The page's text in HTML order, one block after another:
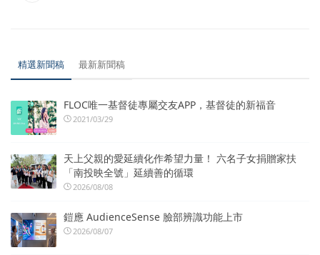
精選新聞稿 最新新聞稿
FLOC唯一基督徒專屬交友APP，基督徒的新福音
2021/03/29
天上父親的愛延續化作希望力量！ 六名子女捐贈家扶
「南投映全號」延續善的循環
2026/08/08
鎧應 AudienceSense 臉部辨識功能上市
2026/08/07